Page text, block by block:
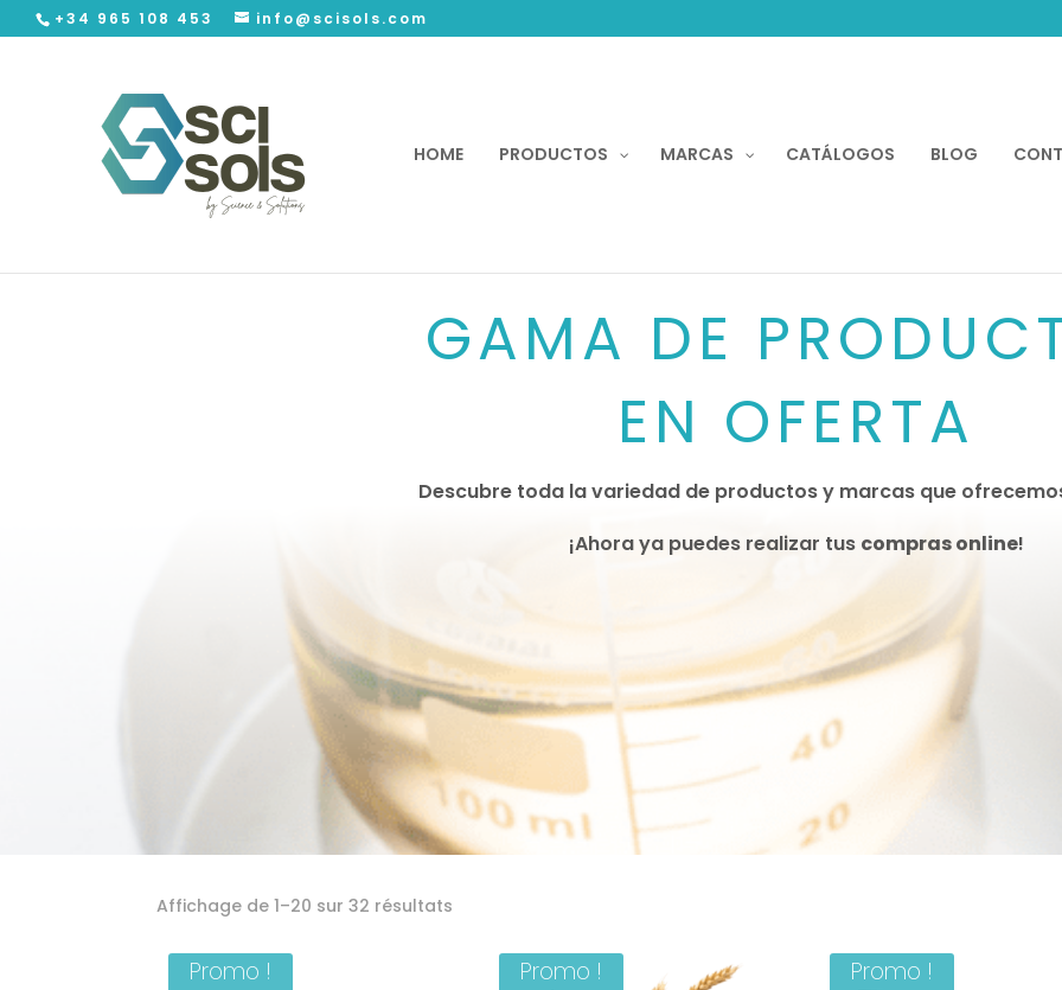
+34 965 108 453 info@scisols.com
HOME PRODUCTOS MARCAS CATÁLOGOS BLOG
Recherche
GAMA DE
EN OFERTA
Descubre toda la variedad de productos y marcas que
¡Ahora ya puedes realizar tus compras online!
Affichage de 1–20 sur 32 résultats
Promo ! Promo ! Promo !